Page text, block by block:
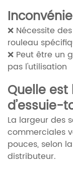
❌ Nécessite
rouleau
❌ Peut être un
pas l'utilisation
Quelle est
d’essuie-
La largeur des
commerciales
pouces, selon
distributeur.